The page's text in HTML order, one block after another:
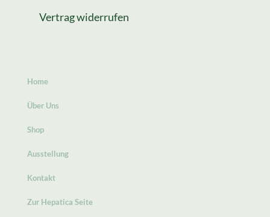
Vertrag widerrufen
Home
Über Uns
Shop
Ausstellung
Kontakt
Zur Hepatica Seite